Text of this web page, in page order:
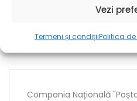
Vezi
Termeni și condițiiPolitica
Compania Națională
Vaslui
Compania Națională